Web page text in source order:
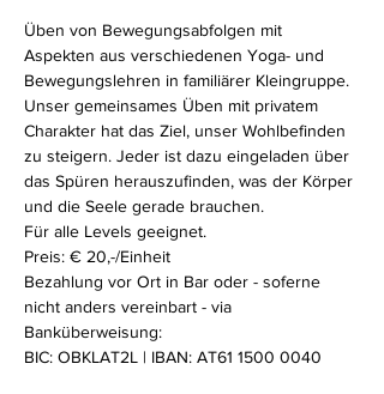
Üben von Bewegungsabfolgen mit
Aspekten aus verschiedenen Yoga- und
Bewegungslehren in familiärer Kleingruppe.
Unser gemeinsames Üben mit privatem
Charakter hat das Ziel, unser Wohlbefinden
zu steigern. Jeder ist dazu eingeladen über
das Spüren herauszufinden, was der Körper
und die Seele gerade brauchen.
Für alle Levels geeignet.
Preis: € 20,-/Einheit
Bezahlung vor Ort in Bar oder - soferne
nicht anders vereinbart - via
Banküberweisung:
BIC: OBKLAT2L | IBAN: AT61 1500 0040